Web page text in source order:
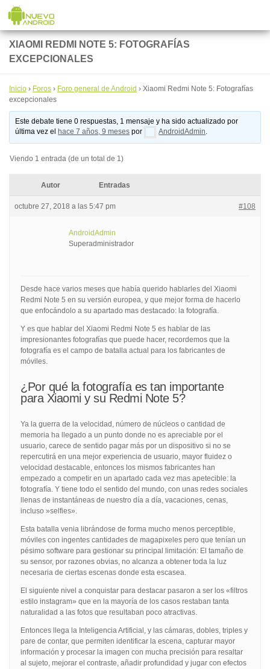
Saltar al contenido
XIAOMI REDMI NOTE 5: FOTOGRAFÍAS
EXCEPCIONALES
Inicio › Foros › Foro general de Android › Xiaomi Redmi Note 5: Fotografías
excepcionales
Este debate tiene 0 respuestas, 1 mensaje y ha sido actualizado por
última vez el
hace 7 años, 9 meses por AndroidAdmin.
Viendo 1 entrada (de un total de 1)
Autor Entradas
octubre 27, 2018 a las 5:47 pm #108
AndroidAdmin
Superadministrador
Desde hace varios meses que había querido hablarles del Xiaomi
Redmi Note 5 en su versión europea, y que mejor forma de hacerlo
que enfocándolo a su apartado mas destacado: la fotografía.
Y es que hablar del Xiaomi Redmi Note 5 es hablar de las
impresionantes fotografías que puede hacer, recordemos que la
fotografía es el campo de batalla actual para los fabricantes de
móviles.
¿Por qué la fotografía es tan importante
para Xiaomi y su Redmi Note 5?
Ya la guerra de la velocidad, número de núcleos o cantidad de
memoria ha llegado a un punto donde no es apreciable por el
usuario, carece de sentido pagar más por un dispositivo si no se
repercutirá en una mejor experiencia de usuario, mayor fluidez o
velocidad destacable, entonces los mismos fabricantes han
empezado a competir en un apartado cada vez mas apetecible: la
fotografía. Y tiene todo el sentido del mundo, con unas redes sociales
llenas de instantáneas de nuestro día a día, vacaciones, cenas,
incluso »selfies».
Esta batalla venia librándose de forma mucho menos perceptible,
móviles con ingentes cantidades de magapixeles pero que tenían un
pésimo software para gestionar su principal limitación: El tamaño de
su sensor, por razones obvias, no alcanza a obtener toda la luz
necesaria de ciertas escenas donde esta escasea.
El siguiente nivel a conquistar para destacar pasaron a ser los «filtros
estilo instagram» que en la mayoría de los casos restaban tanta
naturalidad a las fotos que resultaban poco atractivas.
Entonces llega la Inteligencia Artificial, y las cámaras, dobles, triples y
pare de contar, que permiten identificar la escena, capturar mayor
información y procesar la imagen con mucha precisión para resaltar
al sujeto, mejorar el contraste, añadir profundidad y jugar con efectos